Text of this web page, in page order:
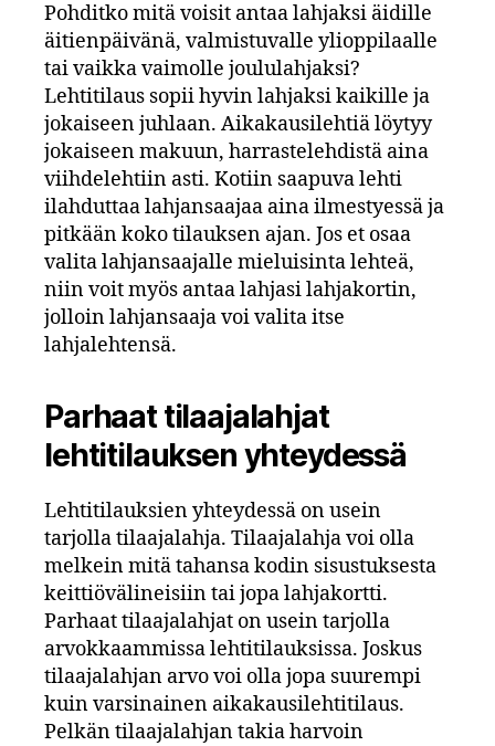
Pohditko mitä voisit antaa lahjaksi äidille
äitienpäivänä, valmistuvalle ylioppilaalle
tai vaikka vaimolle joululahjaksi?
Lehtitilaus sopii hyvin lahjaksi kaikille ja
jokaiseen juhlaan. Aikakausilehtiä löytyy
jokaiseen makuun, harrastelehdistä aina
viihdelehtiin asti. Kotiin saapuva lehti
ilahduttaa lahjansaajaa aina ilmestyessä ja
pitkään koko tilauksen ajan. Jos et osaa
valita lahjansaajalle mieluisinta lehteä,
niin voit myös antaa lahjasi lahjakortin,
jolloin lahjansaaja voi valita itse
lahjalehtensä.
Parhaat tilaajalahjat
lehtitilauksen yhteydessä
Lehtitilauksien yhteydessä on usein
tarjolla tilaajalahja. Tilaajalahja voi olla
melkein mitä tahansa kodin sisustuksesta
keittiövälineisiin tai jopa lahjakortti.
Parhaat tilaajalahjat on usein tarjolla
arvokkaammissa lehtitilauksissa. Joskus
tilaajalahjan arvo voi olla jopa suurempi
kuin varsinainen aikakausilehtitilaus.
Pelkän tilaajalahjan takia harvoin